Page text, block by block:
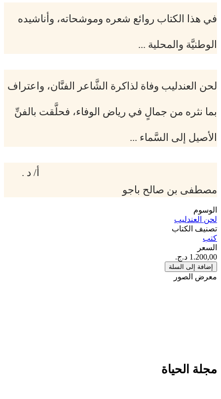
في هذا الكتاب روائع شعره وموشحاته، وأناشيده
الوطنيَّة والمحلية ...
لحن العندليب وفاة لذاكرة الشَّاعر الفنَّان، واعتراف
بما نثره من جمالٍ في رياض الوفاء، فحلَّقت بالفنِّ
الأصيل إلى السَّماء ...
أ/ د .
مصطفى بن صالح باجو
الوسوم
لحن العندليب
تصنيف الكتاب
كتب
السعر
إضافة إلى السلة
معرض الصور
مجلة الحياة